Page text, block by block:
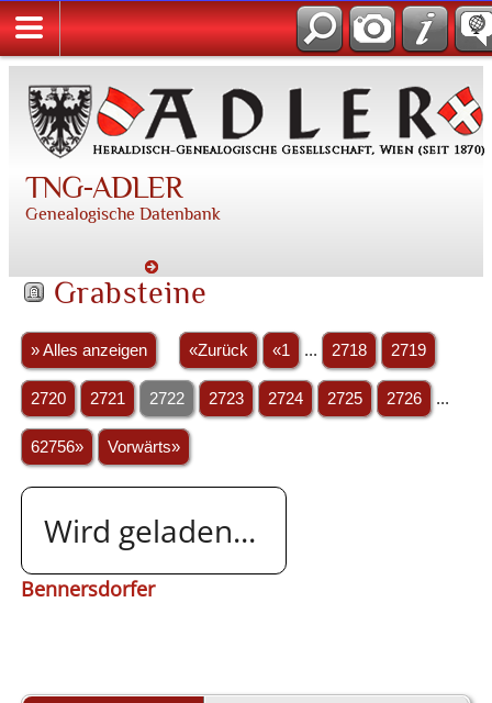
TNG-ADLER
Genealogische Datenbank
Grabsteine
» Alles anzeigen «Zurück «1 ... 2718 2719
2720 2721 2722 2723 2724 2725 2726 ...
62756» Vorwärts»
Wird geladen...
Bennersdorfer